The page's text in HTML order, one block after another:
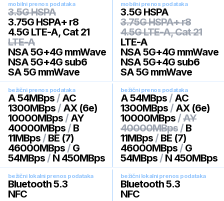
mobilni prenos podataka
3.5G HSPA
3.75G HSPA+ r8
4.5G LTE-A, Cat 21
LTE-A
NSA 5G+4G mmWave
NSA 5G+4G sub6
SA 5G mmWave
mobilni prenos podataka
3.5G HSPA
3.75G HSPA+ r8
4.5G LTE-A, Cat 21
LTE-A
NSA 5G+4G mmWave
NSA 5G+4G sub6
SA 5G mmWave
bežični prenos podataka
A 54MBps / AC
1300MBps / AX (6e)
10000MBps / AY
40000MBps / B
11MBps / BE (7)
46000MBps / G
54MBps / N 450MBps
bežični prenos podataka
A 54MBps / AC
1300MBps / AX (6e)
10000MBps /AY
40000MBps / B
11MBps / BE (7)
46000MBps / G
54MBps / N 450MBps
bežični lokalni prenos podataka
Bluetooth 5.3
NFC
bežični lokalni prenos podataka
Bluetooth 5.3
NFC